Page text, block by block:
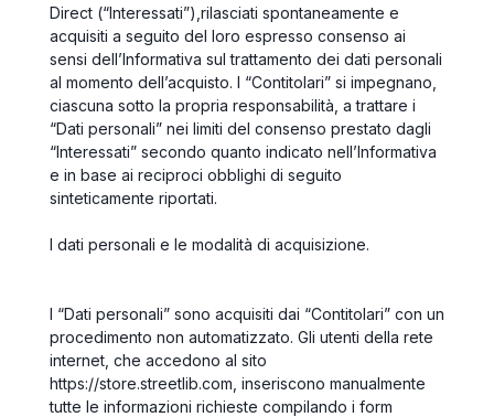
Direct (“Interessati”), rilasciati spontaneamente e
acquisiti a seguito del loro espresso consenso ai
sensi dell’Informativa sul trattamento dei dati personali
al momento dell’acquisto. I “Contitolari” si impegnano,
ciascuna sotto la propria responsabilità, a trattare i
“Dati personali” nei limiti del consenso prestato dagli
“Interessati” secondo quanto indicato nell’Informativa
e in base ai reciproci obblighi di seguito
sinteticamente riportati.
I dati personali e le modalità di acquisizione.
I “Dati personali” sono acquisiti dai “Contitolari” con un
procedimento non automatizzato. Gli utenti della rete
internet, che accedono al sito
https://store.streetlib.com, inseriscono manualmente
tutte le informazioni richieste compilando i form